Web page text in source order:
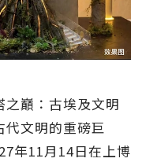
巔：古埃及文明
代文明的重磅巨
年11月14日在上博